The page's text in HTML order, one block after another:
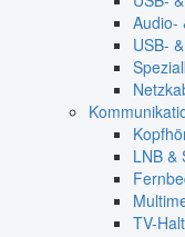
Audio-
USB-
LNB &
TV-